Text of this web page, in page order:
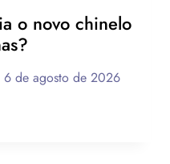
o novo chinelo
6 de agosto de 2026